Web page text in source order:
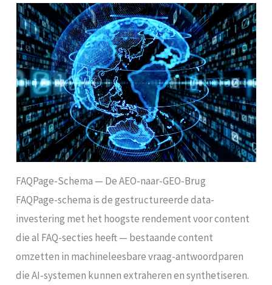
FAQPage-Schema — De AEO-naar-GEO-Brug
FAQPage-schema is de gestructureerde data-
investering met het hoogste rendement voor content
die al FAQ-secties heeft — bestaande content
omzetten in machineleesbare vraag-antwoordparen
die AI-systemen kunnen extraheren en synthetiseren.